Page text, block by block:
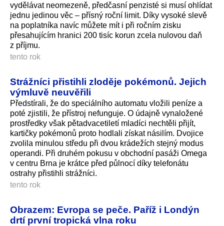
vydělávat neomezeně, předčasní penzisté si musí ohlídat
jednu jedinou věc – přísný roční limit. Díky vysoké slevě
na poplatníka navíc můžete mít i při ročním zisku
přesahujícím hranici 200 tisíc korun zcela nulovou daň
z příjmu.
tento rok
Strážníci přistihli zloděje pokémonů. Jejich
výmluvě neuvěřili
Předstírali, že do speciálního automatu vložili peníze a
poté zjistili, že přístroj nefunguje. O údajně vynaložené
prostředky však pětadvacetiletí mladíci nechtěli přijít,
kartičky pokémonů proto hodlali získat násilím. Dvojice
zvolila minulou středu při dvou krádežích stejný modus
operandi. Při druhém pokusu v obchodní pasáži Omega
v centru Brna je krátce před půlnocí díky telefonátu
ostrahy přistihli strážníci.
tento rok
Obrazem: Evropa se peče. Paříž i Londýn
drtí první tropická vlna roku